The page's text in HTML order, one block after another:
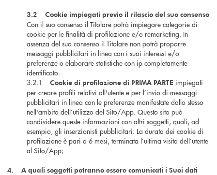
3.2 Cookie impiegati previo il rilascio del suo consenso
Con il suo consenso il Titolare potrà impiegare categorie di
cookie per le finalità di profilazione e/o remarketing. In
assenza del suo consenso il Titolare non potrà proporre
messaggi pubblicitari in linea con i suoi interessi e/o
preferenze o elaborare statistiche con ip completamente
identificato.
3.2.1 Cookie di profilazione di PRIMA PARTE impiegati
per creare profili relativi all'utente e per l’invio di messaggi
pubblicitari in linea con le preferenze manifestate dallo stesso
nell'ambito dell’utilizzo del Sito/App. Questo sito può
condividere queste informazioni con altri soggetti, quali, ad
esempio, gli inserzionisti pubblicitari. La durata dei cookie di
profilazione è pari a 6 mesi, terminata l’ultima visita dell’utente
al Sito/App;
4. A quali soggetti potranno essere comunicati i Suoi dati